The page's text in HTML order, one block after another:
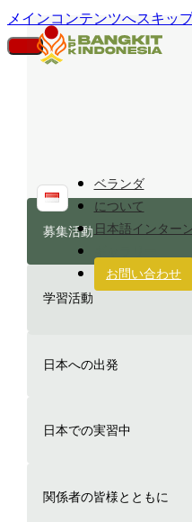
メインコンテンツへスキッ
ベランダ
について
日本語インター
お問い合わせ
募集活動
学習活動
日本への出発
日本での実習中
関係者の皆様とともに